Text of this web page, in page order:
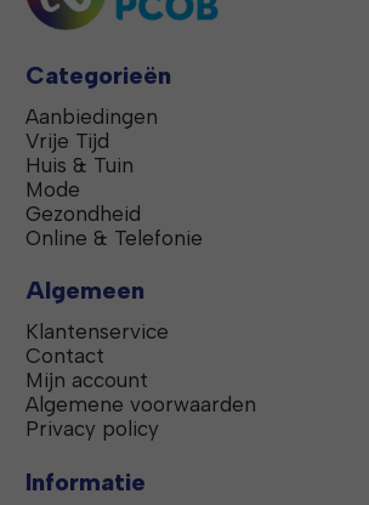
Categorieën
Aanbiedingen
Vrije Tijd
Huis & Tuin
Mode
Gezondheid
Online & Telefonie
Algemeen
Klantenservice
Contact
Mijn account
Algemene voorwaarden
Privacy policy
Informatie